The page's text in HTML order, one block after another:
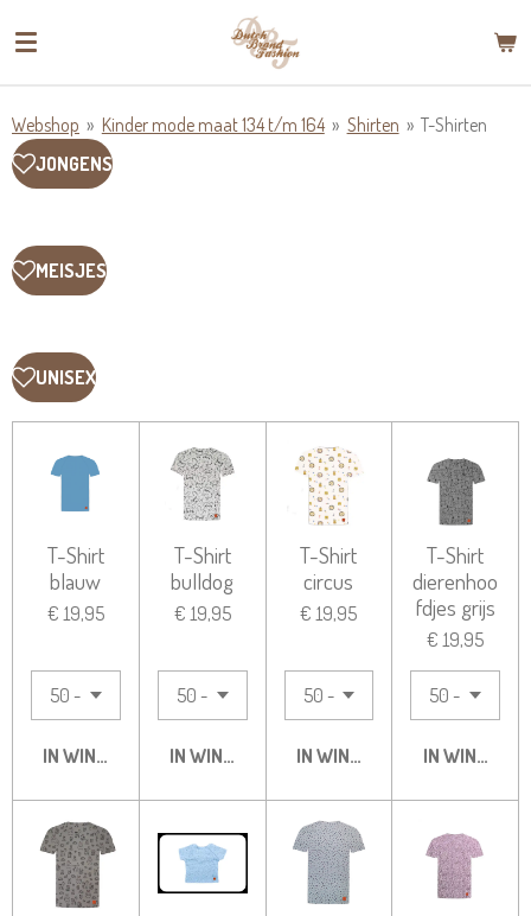
direct
hoofdinhoud
Webshop » Kinder mode maat 134 t/m 164 » Shirten » T-Shirten
JONGENS
MEISJES
UNISEX
T-Shirt
blauw
€ 19,95
IN WINKELWAGEN
T-Shirt
bulldog
€ 19,95
IN WINKELWAGEN
T-Shirt
circus
€ 19,95
IN WINKELWAGEN
T-Shirt
dierenhoo
fdjes grijs
€ 19,95
IN